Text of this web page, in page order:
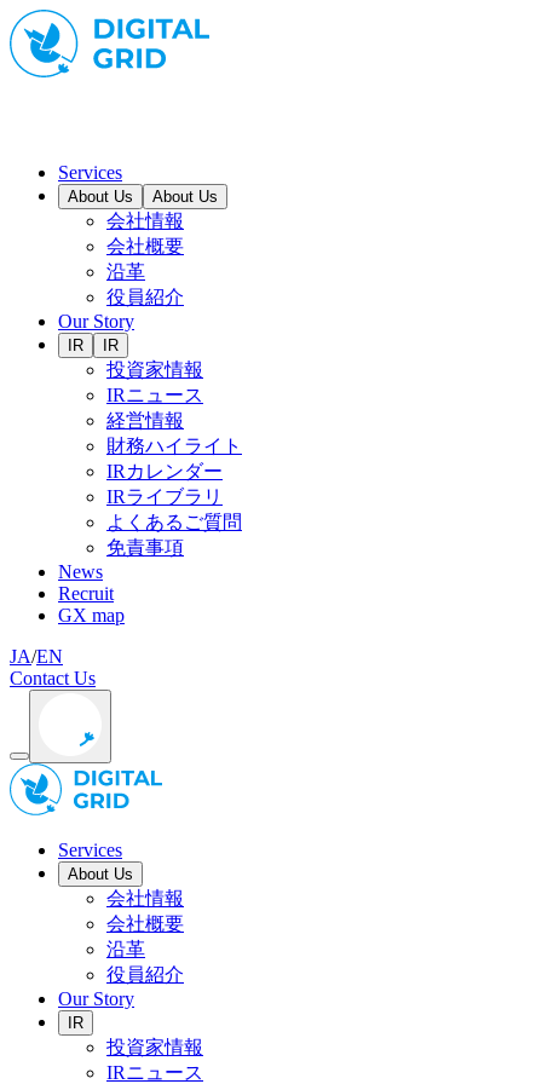
Services
About Us About Us
会社情報
会社概要
沿革
役員紹介
Our Story
IR IR
投資家情報
IRニュース
経営情報
財務ハイライト
IRカレンダー
IRライブラリ
よくあるご質問
免責事項
News
Recruit
GX map
JA/EN
Contact Us
Services
About Us
会社情報
会社概要
沿革
役員紹介
Our Story
IR
投資家情報
IRニュース